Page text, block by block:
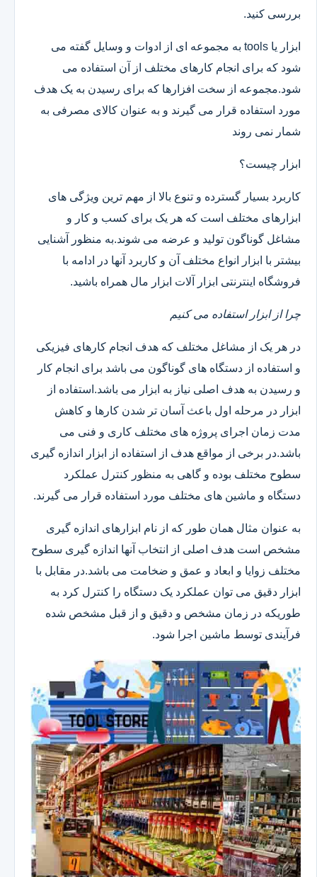
بررسی کنید.
ابزار یا tools به مجموعه ای از ادوات و وسایل گفته می
شود که برای انجام کارهای مختلف از آن استفاده می
شود.مجموعه از سخت افزارها که برای رسیدن به یک هدف
مورد استفاده قرار می گیرند و به عنوان کالای مصرفی به
شمار نمی روند
ابزار چیست؟
کاربرد بسیار گسترده و تنوع بالا از مهم ترین ویژگی های
ابزارهای مختلف است که هر یک برای کسب و کار و
مشاغل گوناگون تولید و عرضه می شوند.به منظور آشنایی
بیشتر با ابزار انواع مختلف آن و کاربرد آنها در ادامه با
فروشگاه اینترنتی ابزار آلات ابزار مال همراه باشید.
چرا از ابزار استفاده می کنیم
در هر یک از مشاغل مختلف که هدف انجام کارهای فیزیکی
و استفاده از دستگاه های گوناگون می باشد برای انجام کار
و رسیدن به هدف اصلی نیاز به ابزار می باشد.استفاده از
ابزار در مرحله اول باعث آسان تر شدن کارها و کاهش
مدت زمان اجرای پروژه های مختلف کاری و فنی می
باشد.در برخی از مواقع هدف از استفاده از ابزار اندازه گیری
سطوح مختلف بوده و گاهی به منظور کنترل عملکرد
دستگاه و ماشین های مختلف مورد استفاده قرار می گیرند.
به عنوان مثال همان طور که از نام ابزارهای اندازه گیری
مشخص است هدف اصلی از انتخاب آنها اندازه گیری سطوح
مختلف زوایا و ابعاد و عمق و ضخامت می باشد.در مقابل با
ابزار دقیق می توان عملکرد یک دستگاه را کنترل کرد به
طوریکه در زمان مشخص و دقیق و از قبل مشخص شده
فرآیندی توسط ماشین اجرا شود.